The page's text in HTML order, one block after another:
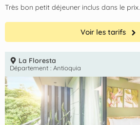
Très bon petit déjeuner inclus dans le prix.
Voir les tarifs
La Floresta
Département : Antioquia